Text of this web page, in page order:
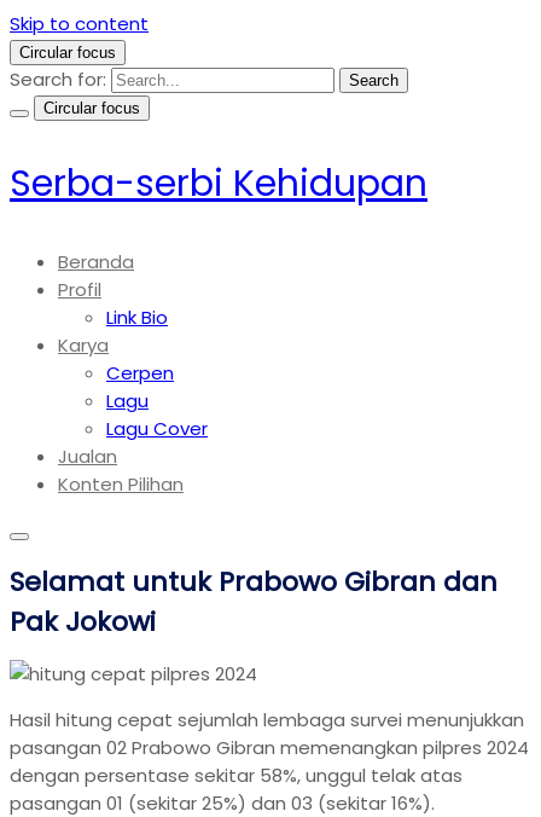
Skip to content
Circular focus
Search for:
Search
Circular focus
Serba-serbi Kehidupan
Beranda
Profil
Link Bio
Karya
Cerpen
Lagu
Lagu Cover
Jualan
Konten Pilihan
Selamat untuk Prabowo Gibran dan
Pak Jokowi
Hasil hitung cepat sejumlah lembaga survei menunjukkan
pasangan 02 Prabowo Gibran memenangkan pilpres 2024
dengan persentase sekitar 58%, unggul telak atas
pasangan 01 (sekitar 25%) dan 03 (sekitar 16%).